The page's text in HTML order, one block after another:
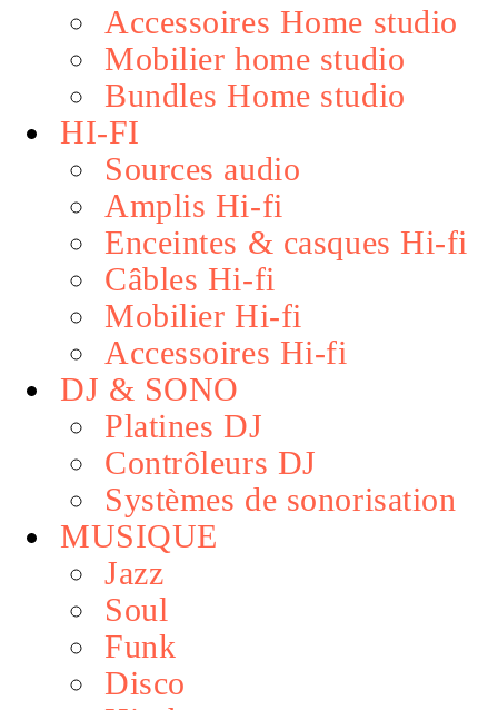
Accessoires Home studio
Mobilier home studio
Bundles Home studio
HI-FI
Sources audio
Amplis Hi-fi
Enceintes & casques Hi-fi
Câbles Hi-fi
Mobilier Hi-fi
Accessoires Hi-fi
DJ & SONO
Platines DJ
Contrôleurs DJ
Systèmes de sonorisation
MUSIQUE
Jazz
Soul
Funk
Disco